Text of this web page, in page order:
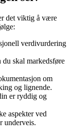
det viktig å være
verdivurdering
skal markedsføre
om
og lignende.
er ryddig og
aspekter ved
underveis.